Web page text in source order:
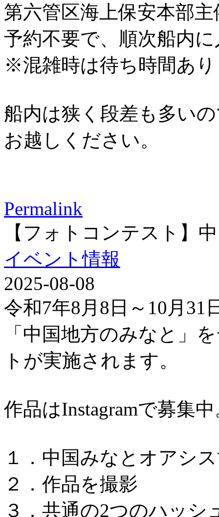
第六管区海上保安本部
予約不要で、順次船内
※混雑時は待ち時間あり
船内は狭く段差も多い
お越しください。
Permalink
【フォトコンテスト】
イベント情報
2025-08-08
令和7年8月8日～10月31
「中国地方のみなと」
トが実施されます。
作品はInstagramで募集
１．中国みなとオアシ
２．作品を撮影
３．共通の2つのハッシ